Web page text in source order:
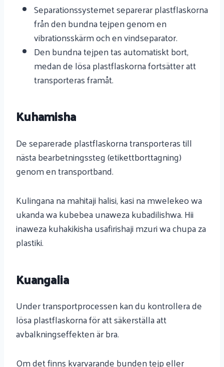
Separationssystemet separerar plastflaskorna
från den bundna tejpen genom en
vibrationsskärm och en vindseparator.
Den bundna tejpen tas automatiskt bort,
medan de lösa plastflaskorna fortsätter att
transporteras framåt.
Kuhamisha
De separerade plastflaskorna transporteras till
nästa bearbetningssteg (etikettborttagning)
genom en transportband.
Kulingana na mahitaji halisi, kasi na mwelekeo wa
ukanda wa kubebea unaweza kubadilishwa. Hii
inaweza kuhakikisha usafirishaji mzuri wa chupa za
plastiki.
Kuangalia
Under transportprocessen kan du kontrollera de
lösa plastflaskorna för att säkerställa att
avbalkningseffekten är bra.
Om det finns kvarvarande bunden tejp eller